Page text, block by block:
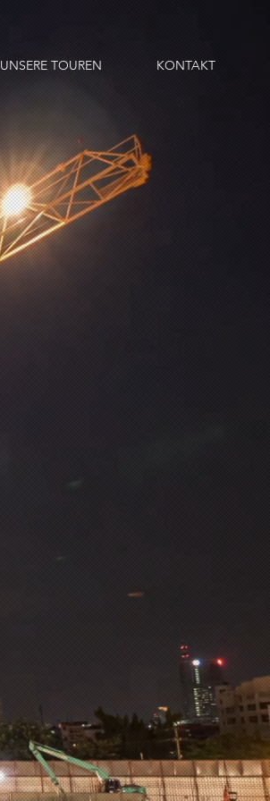
UNSERE TOUREN KONTAKT